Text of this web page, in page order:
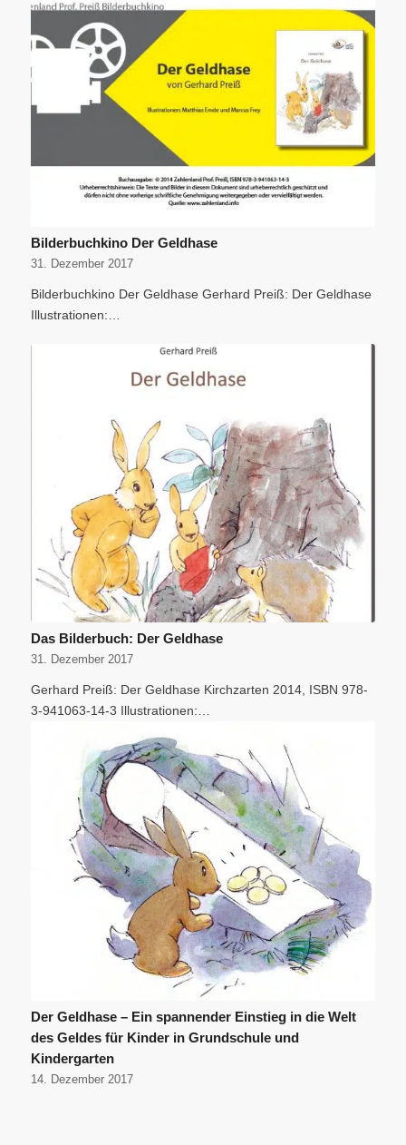
Bilderbuchkino Der Geldhase
31. Dezember 2017
Bilderbuchkino Der Geldhase Gerhard Preiß: Der Geldhase
Illustrationen:…
Das Bilderbuch: Der Geldhase
31. Dezember 2017
Gerhard Preiß: Der Geldhase Kirchzarten 2014, ISBN 978-
3-941063-14-3 Illustrationen:…
Der Geldhase – Ein spannender Einstieg in die Welt
des Geldes für Kinder in Grundschule und
Kindergarten
14. Dezember 2017